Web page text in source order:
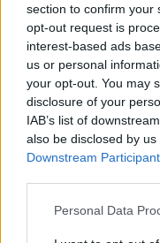
section to confirm your
opt-out request is
interest-based ads
us or personal
your opt-out. You may
disclosure of your
IAB’s list of
also be disclosed by
Downstream
Personal Data
πρόσωπο μιας
Ο Ντέρεκ Σιανφράνς
Δρόμου») δοκιμάζεται
έχοντας ως
Κίρστεν Ντανστ.